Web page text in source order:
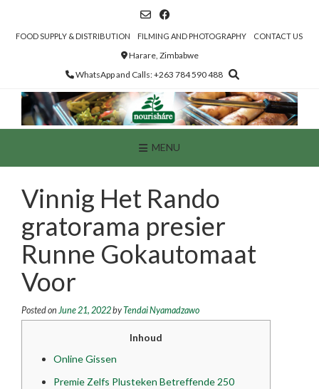
contentFOOD SUPPLY & DISTRIBUTION FILMING AND PHOTOGRAPHY CONTACT US
Harare, Zimbabwe
WhatsApp and Calls: +263 784 590 488
MENU
Vinnig Het Rando
gratorama presier
Runne Gokautomaat
Voor
Posted on June 21, 2022byTendai Nyamadzawo
Inhoud
Online Gissen
Premie Zelfs Plusteken Betreffende 250